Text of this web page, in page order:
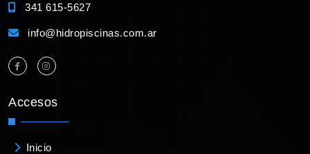
341 615-5627
info@hidropiscinas.com.ar
Accesos
Inicio